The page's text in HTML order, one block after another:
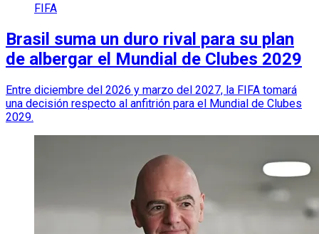
FIFA
Brasil suma un duro rival para su plan
de albergar el Mundial de Clubes 2029
Entre diciembre del 2026 y marzo del 2027, la FIFA tomará
una decisión respecto al anfitrión para el Mundial de Clubes
2029.